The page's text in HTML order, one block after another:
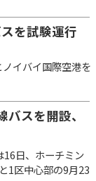
を試験運行
イバイ国際空港を
スを開設、
日、ホーチミン
1区中心部の9月23